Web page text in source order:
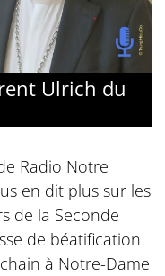
Ulrich du
Radio Notre
en dit plus sur les
de la Seconde
de béatification
à Notre-Dame